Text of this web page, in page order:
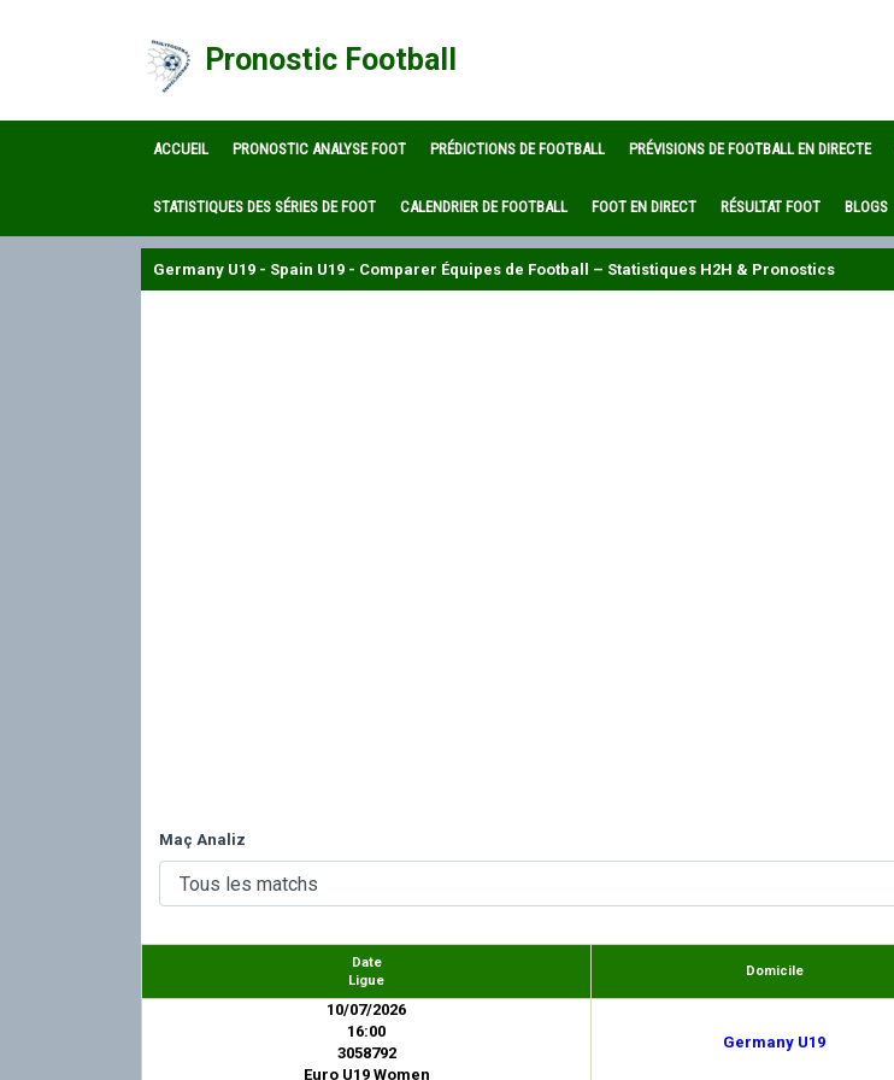
Pronostic Football
ACCUEIL PRONOSTIC ANALYSE FOOT PRÉDICTIONS DE FOOTBALL PRÉVISIONS DE FOOTBALL EN DIRECTE
STATISTIQUES DES SÉRIES DE FOOT CALENDRIER DE FOOTBALL FOOT EN DIRECT RÉSULTAT FOOT BLOGS
Germany U19 - Spain U19 - Comparer Équipes de Football – Statistiques H2H & Pronostics
Maç Analiz
Date
Ligue
Domicile
10/07/2026
16:00
3058792
Euro U19 Women
Germany U19